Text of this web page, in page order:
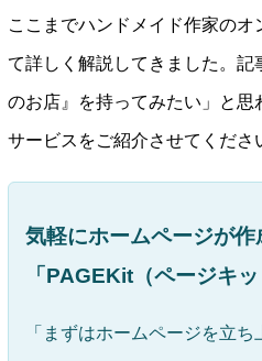
ここまでハンドメイド作家の
て詳しく解説してきました。
のお店』を持ってみたい」と
サービスをご紹介させてくださ
気軽にホームページが作
「PAGEKit（ページキッ
「まずはホームページを立